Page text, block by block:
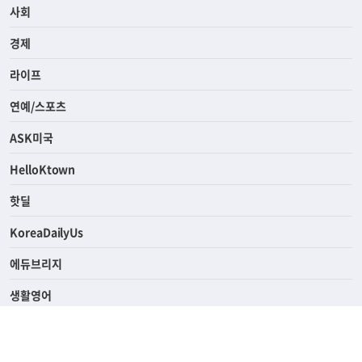
사회
경제
라이프
연예/스포츠
ASK미국
HelloKtown
핫딜
KoreaDailyUs
에듀브리지
생활영어